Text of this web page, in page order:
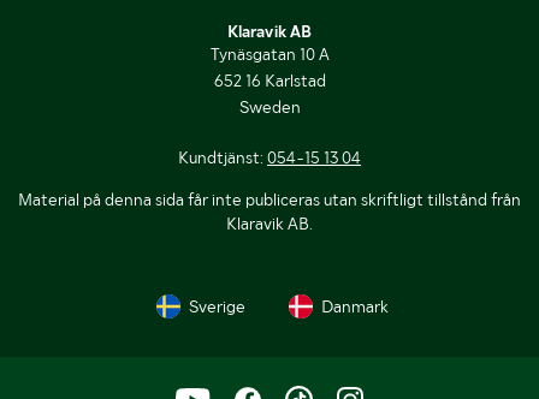
Klaravik AB
Tynäsgatan 10 A
652 16 Karlstad
Sweden
Kundtjänst: 054-15 13 04
Material på denna sida får inte publiceras utan skriftligt tillstånd från
Klaravik AB.
Sverige Danmark